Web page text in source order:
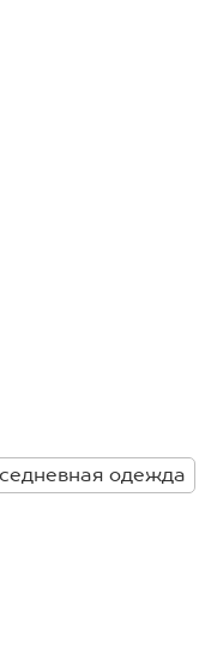
одежда